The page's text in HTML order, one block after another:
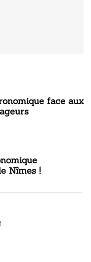
face aux
Nîmes !